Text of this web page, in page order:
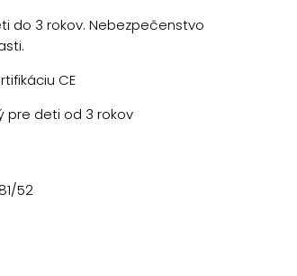
do 3 rokov. Nebezpečenstvo
CE
pre deti od 3 rokov
52